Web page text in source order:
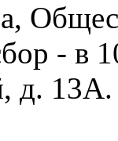
- в
д.